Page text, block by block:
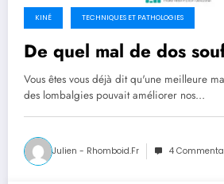
KINÉ TECHNIQUES ET PATHOLOGIES
De quel mal de dos
Vous êtes vous déjà dit qu'une meilleure
des lombalgies pouvait améliorer nos…
Julien - Rhomboid.fr 4